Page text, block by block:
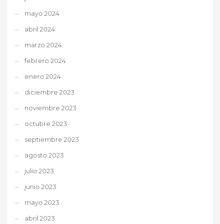
mayo 2024
abril 2024
marzo 2024
febrero 2024
enero 2024
diciembre 2023
noviembre 2023
octubre 2023
septiembre 2023
agosto 2023
julio 2023
junio 2023
mayo 2023
abril 2023